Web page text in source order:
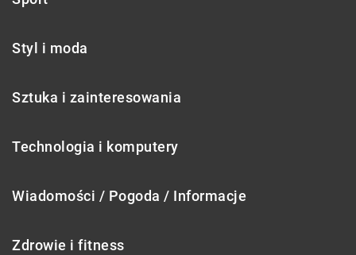
Styl i moda
Sztuka i zainteresowania
Technologia i komputery
Wiadomości / Pogoda / Informacje
Zdrowie i fitness